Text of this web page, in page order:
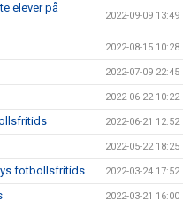
elever på
2022-09-09 13:49
2022-08-15 10:28
2022-07-09 22:45
2022-06-22 10:22
2022-06-21 12:52
2022-05-22 18:25
fotbollsfritids 2022-03-24 17:52
2022-03-21 16:00